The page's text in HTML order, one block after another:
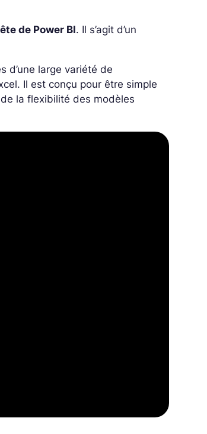
de Power BI. Il s’agit d’un
d’une large variété de
Il est conçu pour être simple
la flexibilité des modèles